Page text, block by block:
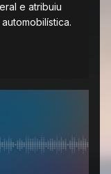
e atribuiu